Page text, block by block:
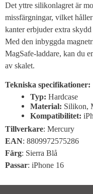
Det yttre silikonlagret är
missfärgningar, vilket
kanter erbjuder extra
Med den inbyggda
MagSafe-laddare, kan du
av skalet.
Tekniska specifikationer:
Typ: Hardcase
Material: Silikon,
Kompatibilitet:
Tillverkare: Mercury
EAN: 8809972575286
Färg: Sierra Blå
Passar: iPhone 16